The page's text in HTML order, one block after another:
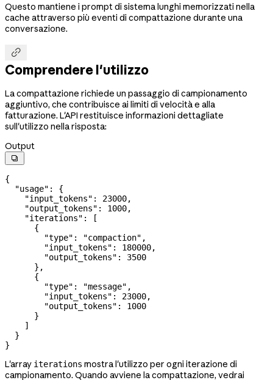
Questo mantiene i prompt di sistema lunghi memorizzati nella
cache attraverso più eventi di compattazione durante una
conversazione.

Comprendere l'utilizzo
La compattazione richiede un passaggio di campionamento
aggiuntivo, che contribuisce ai limiti di velocità e alla
fatturazione. L'API restituisce informazioni dettagliate
sull'utilizzo nella risposta:
Output

{
  "usage"
: {
    "input_tokens"
: 23000,
    "output_tokens"
: 1000,
    "iterations"
: [
      {
        "type"
: "compaction" ,
        "input_tokens"
: 180000,
        "output_tokens"
: 3500
      },
      {
        "type"
: "message" ,
        "input_tokens"
: 23000,
        "output_tokens"
: 1000
      }
    ]
  }
}
L'array iterations mostra l'utilizzo per ogni iterazione di
campionamento. Quando avviene la compattazione, vedrai